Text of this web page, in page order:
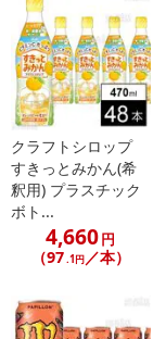
クラフトシロップ
すきっとみかん(希
釈用) プラスチック
ボト...
4,660円
（97 .1円／本）